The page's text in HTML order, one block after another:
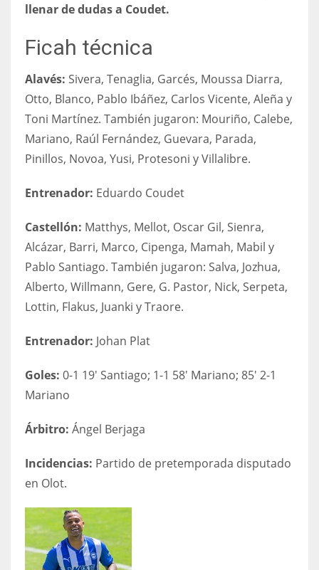
llenar de dudas a Coudet.
Ficah técnica
Alavés: Sivera, Tenaglia, Garcés, Moussa Diarra,
Otto, Blanco, Pablo Ibáñez, Carlos Vicente, Aleña y
Toni Martínez. También jugaron: Mouriño, Calebe,
Mariano, Raúl Fernández, Guevara, Parada,
Pinillos, Novoa, Yusi, Protesoni y Villalibre.
Entrenador: Eduardo Coudet
Castellón: Matthys, Mellot, Oscar Gil, Sienra,
Alcázar, Barri, Marco, Cipenga, Mamah, Mabil y
Pablo Santiago. También jugaron: Salva, Jozhua,
Alberto, Willmann, Gere, G. Pastor, Nick, Serpeta,
Lottin, Flakus, Juanki y Traore.
Entrenador: Johan Plat
Goles: 0-1 19′ Santiago; 1-1 58′ Mariano; 85′ 2-1
Mariano
Árbitro: Ángel Berjaga
Incidencias: Partido de pretemporada disputado
en Olot.